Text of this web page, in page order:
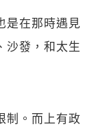
是在那時遇見
沙發，和太生
制。而上有政